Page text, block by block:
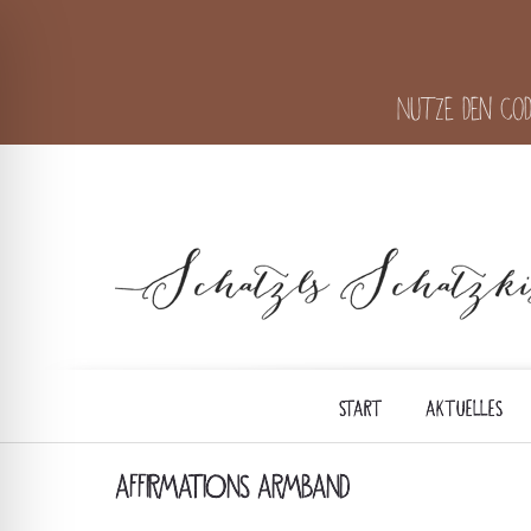
Nutze den
START AKTUELLES
AFFIRMATIONS ARMBAND